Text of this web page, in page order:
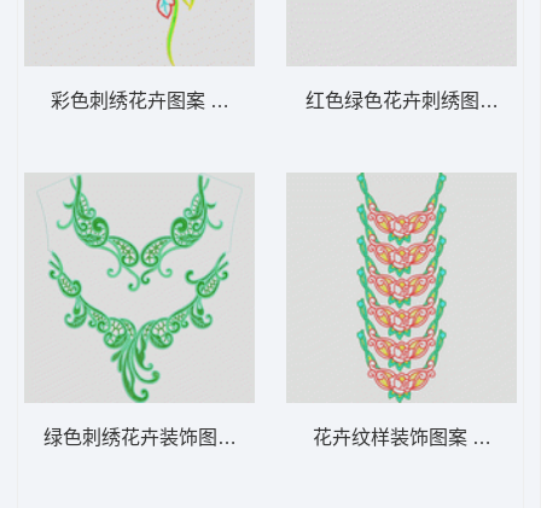
彩色刺绣花卉图案 烫花条
绿色刺绣花卉装饰图案 衣领烫
红色绿色花卉刺绣图案 简
花卉纹样装饰图案 衣领花